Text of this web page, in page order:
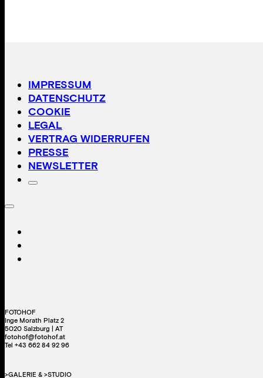
IMPRESSUM
DATENSCHUTZ
COOKIE
LEGAL
VERTRAG WIDERRUFEN
PRESSE
NEWSLETTER
FOTOHOF
Inge Morath Platz 2
5020 Salzburg | AT
fotohof@fotohof.at
Tel +43 662 84 92 96
>GALERIE & >STUDIO